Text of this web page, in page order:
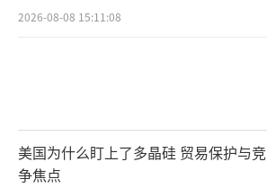
2026-08-08 15:11:08
美国为什么盯上了多晶硅 贸易保护与竞
争焦点